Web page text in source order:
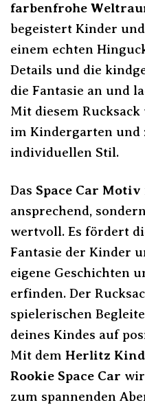
farbenfrohe
begeistert Kinder
einem echten
Details und die
die Fantasie an und
Mit diesem
im Kindergarten und
individuellen Stil.
Das Space Car Motiv
ansprechend,
wertvoll. Es fördert
Fantasie der Kinder
eigene Geschichten
erfinden. Der
spielerischen
deines Kindes auf
Mit dem Herlitz
Rookie Space Car
zum spannenden